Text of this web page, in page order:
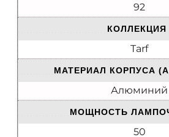
92
КОЛЛЕКЦИЯ
Tarf
МАТЕРИАЛ КОРПУСА
Алюминий
МОЩНОСТЬ
50